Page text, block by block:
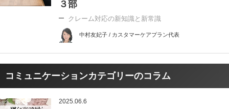
３部
クレーム対応の新知識と新常識
中村友妃子 / カスタマーケアプラン代表
コミュニケーションカテゴリーのコラム
2025.06.6